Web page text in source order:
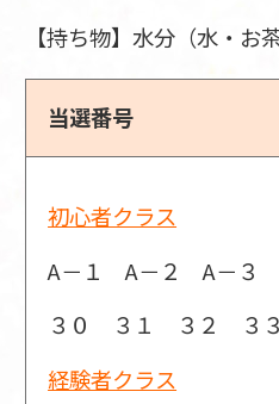
【持ち物】水分（水・お
当選番号
初心者クラス
A－１ A－２ A－３
３０ ３１ ３２ ３
経験者クラス